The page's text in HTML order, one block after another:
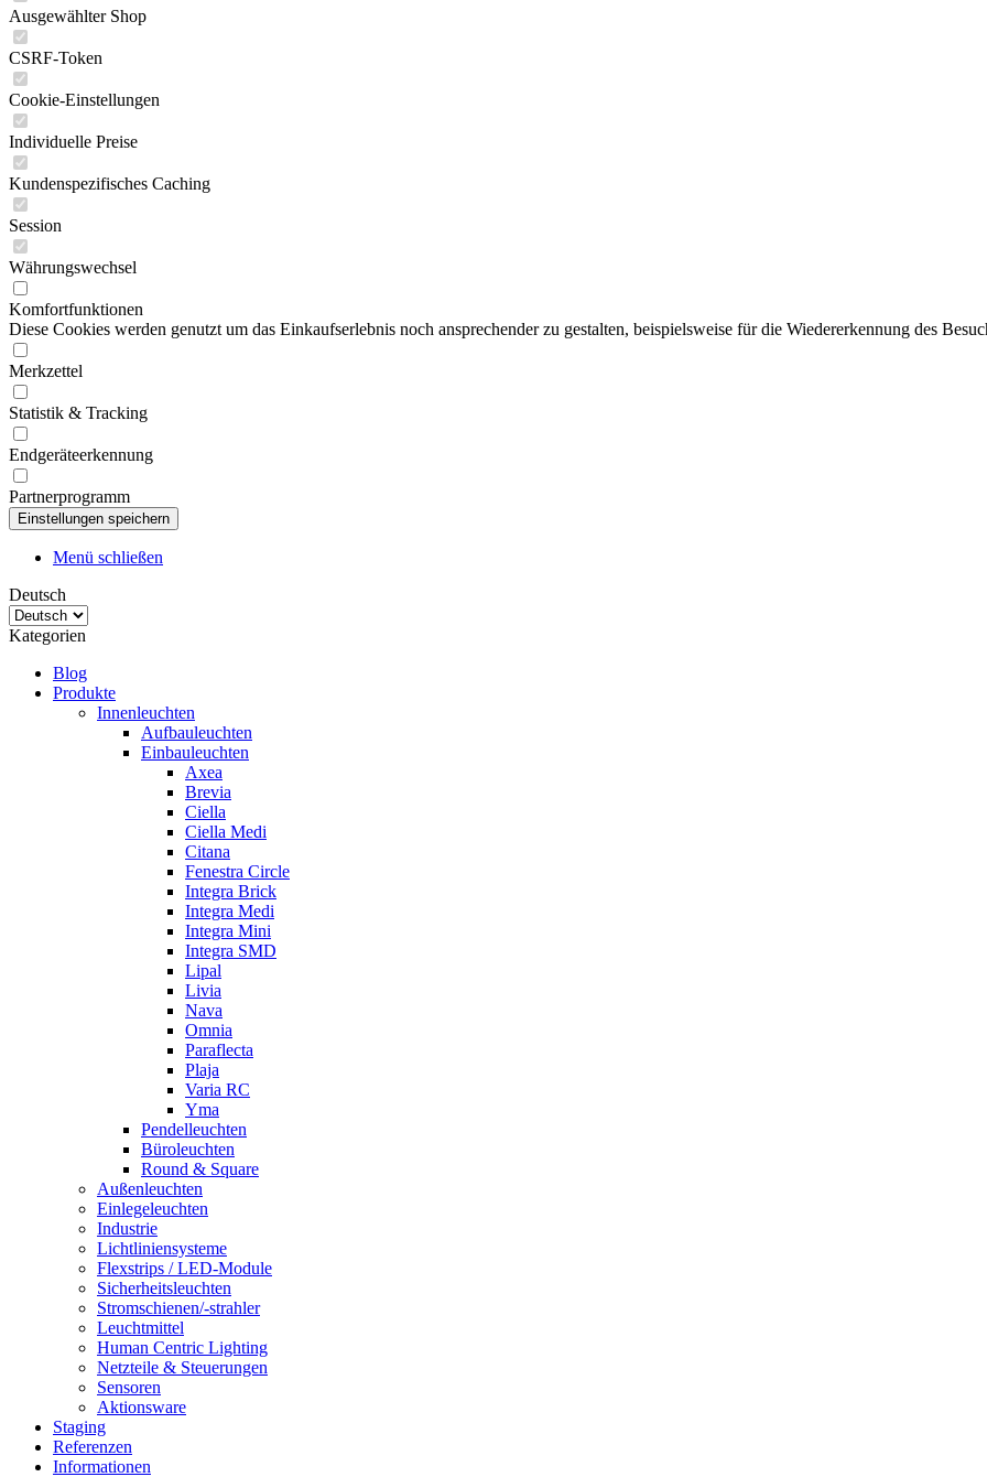
Ausgewählter Shop
CSRF-Token
Cookie-Einstellungen
Individuelle Preise
Kundenspezifisches Caching
Session
Währungswechsel
Komfortfunktionen
Diese Cookies werden genutzt um das Einkaufserlebnis noch ansprechender zu gestalten, beispielsweise für die Wiedererkennung des
Merkzettel
Statistik & Tracking
Endgeräteerkennung
Partnerprogramm
Menü schließen
Deutsch
Kategorien
Blog
Produkte
Innenleuchten
Aufbauleuchten
Einbauleuchten
Axea
Brevia
Ciella
Ciella Medi
Citana
Fenestra Circle
Integra Brick
Integra Medi
Integra Mini
Integra SMD
Lipal
Livia
Nava
Omnia
Paraflecta
Plaja
Varia RC
Yma
Pendelleuchten
Büroleuchten
Round & Square
Außenleuchten
Einlegeleuchten
Industrie
Lichtliniensysteme
Flexstrips / LED-Module
Sicherheitsleuchten
Stromschienen/-strahler
Leuchtmittel
Human Centric Lighting
Netzteile & Steuerungen
Sensoren
Aktionsware
Staging
Referenzen
Informationen